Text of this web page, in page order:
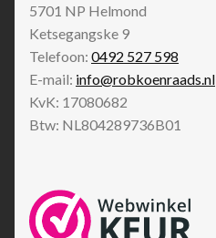
5701 NP Helmond
Ketsegangske 9
Telefoon: 0492 527 598
E-mail: info@robkoenraads.nl
KvK: 17080682
Btw: NL804289736B01